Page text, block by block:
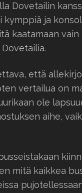
Dovetailin
kymppiä ja
kaatamaan
että
vertailua on
ole
aihe,
mitä kaikkea